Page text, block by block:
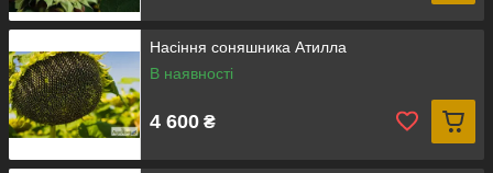
Насіння соняшника Атилла
В наявності
4 600 ₴